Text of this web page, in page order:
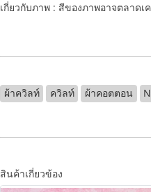
เกี่ยวกับภาพ : สีของภาพอาจตลาด
ผ้าควิลท์ ควิลท์ ผ้าคอตตอน
สินค้าเกี่ยวข้อง